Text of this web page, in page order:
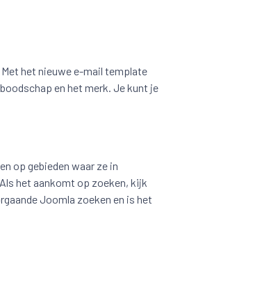
het nieuwe e-mail template
en het merk. Je kunt je
op gebieden waar ze in
het aankomt op zoeken, kijk
Joomla zoeken en is het